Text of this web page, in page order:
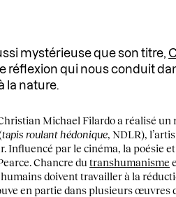
mystérieuse que son titre,
réflexion qui nous conduit
la nature.
Michael Filardo a réalisé
tapis roulant hédonique, NDLR),
par le cinéma, la poésie
Chancre dutranshumanisme
doivent travailler à la
en partie dans plusieurs œuvres